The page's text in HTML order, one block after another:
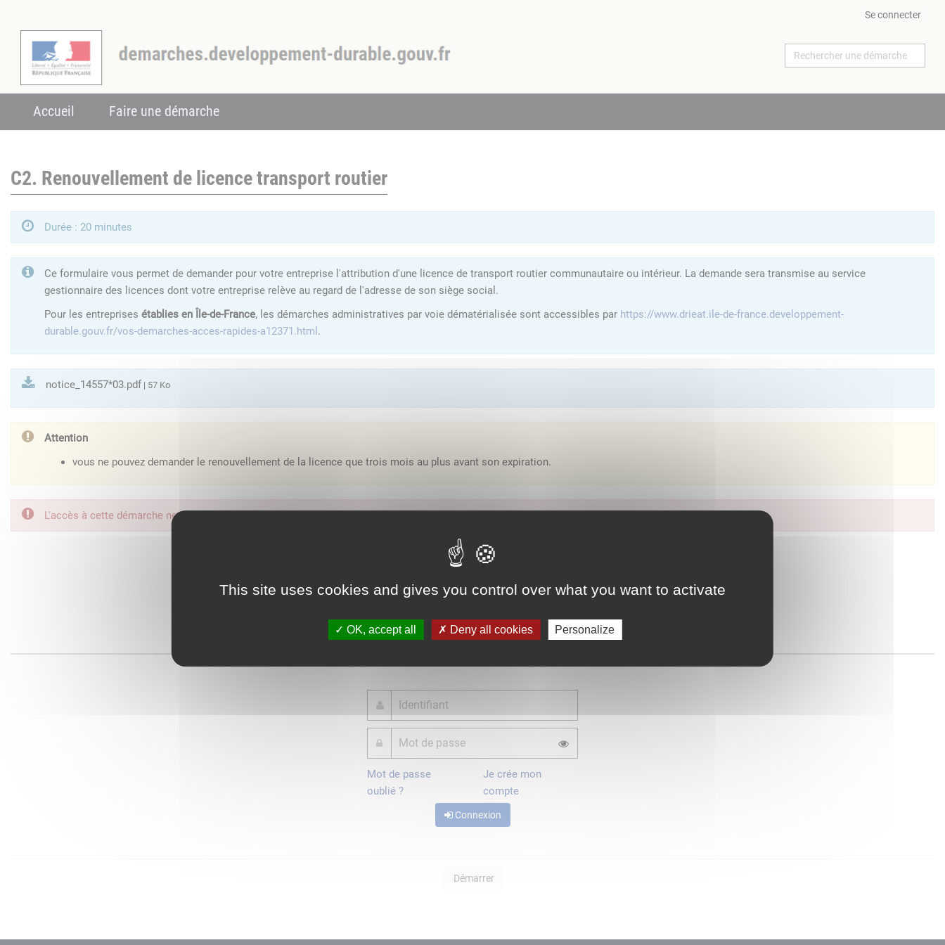
This site uses cookies and gives you control over what you want to activate
OK, accept all Deny all cookies Personalize
Se connecter
Accueil Faire une démarche
C2. Renouvellement de licence transport routier
Durée : 20 minutes
Ce formulaire vous permet de demander pour votre entreprise l'attribution d'une licence de transport routier communautaire ou intérieur. La demande sera transmise au service
gestionnaire des licences dont votre entreprise relève au regard de l'adresse de son siège social.
Pour les entreprises établies en Île-de-France, les démarches administratives par voie dématérialisée sont accessibles par https://www.drieat.ile-de-france.developpement-
durable.gouv.fr/vos-demarches-acces-rapides-a12371.html .
notice_14557*03.pdf | 57 Ko
Attention
vous ne pouvez demander le renouvellement de la licence que trois mois au plus avant son expiration.
L'accès à cette démarche ne vous est pas autorisé. Afin d'y avoir accès, vous devez
FranceConnect est la solution proposée par l'Etat pour sécuriser et simplifier la connexion à vos services en ligne.
Qu'est-ce que FranceConnect ?
Mot de passe
oublié ?
Je crée mon
compte
Connexion
Démarrer